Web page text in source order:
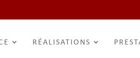
RÉALISATIONS